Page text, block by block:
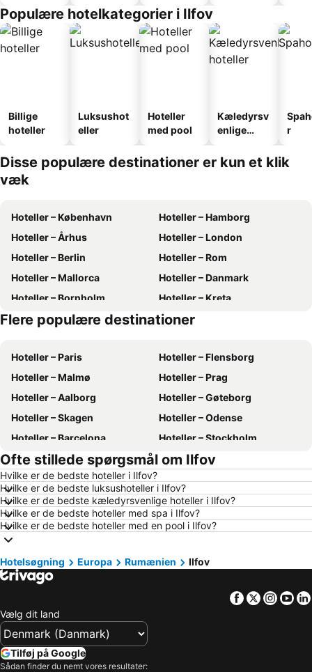
Populære hotelkategorier i Ilfov
Billige
hoteller
Luksushot
eller
Hoteller
med pool
Kæledyrsv
enlige
r
Disse populære destinationer er kun et klik
væk
Hoteller – København
Hoteller – Hamborg
Hoteller – Århus
Hoteller – London
Hoteller – Berlin
Hoteller – Rom
Hoteller – Mallorca
Hoteller – Danmark
Hoteller – Bornholm
Hoteller – Kreta
Hoteller – Antalya
Hoteller – Fyn
Flere populære destinationer
Hoteller – Paris
Hoteller – Flensborg
Hoteller – Malmø
Hoteller – Prag
Hoteller – Aalborg
Hoteller – Gøteborg
Hoteller – Skagen
Hoteller – Odense
Hoteller – Barcelona
Hoteller – Stockholm
Hoteller – Amsterdam
Hoteller – Málaga
Hoteller – Alanya
Hoteller – Sønderborg
Hoteller – Budapest
Hoteller – Edinburgh
Hoteller – Gdańsk
Hoteller – Vejle
Hoteller – Phuket
Hoteller – Region Sjælland
Hoteller – Grækenland
Hoteller – Slesvig-Holsten
Hoteller – Gardasøen
Hoteller – Maldiverne
Hoteller – Gran Canaria
Ofte stillede spørgsmål om Ilfov
Hvilke er de bedste hoteller i Ilfov?
Hvilke er de bedste luksushoteller i Ilfov?
Hvilke er de bedste kæledyrsvenlige hoteller i Ilfov?
Hvilke er de bedste hoteller med spa i Ilfov?
Hvilke er de bedste hoteller med en pool i Ilfov?
Hotelsøgning Europa Rumænien Ilfov
Facebook
Twitter
Vælg dit land
Tilføj på Google
Sådan finder du nemt vores resultater: